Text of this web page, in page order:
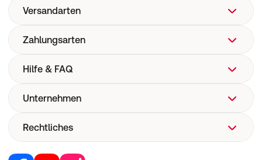
Versandarten
Zahlungsarten
Hilfe & FAQ
FAQ
Versand
Unternehmen
Über uns
Corporate Website
Rechtliches